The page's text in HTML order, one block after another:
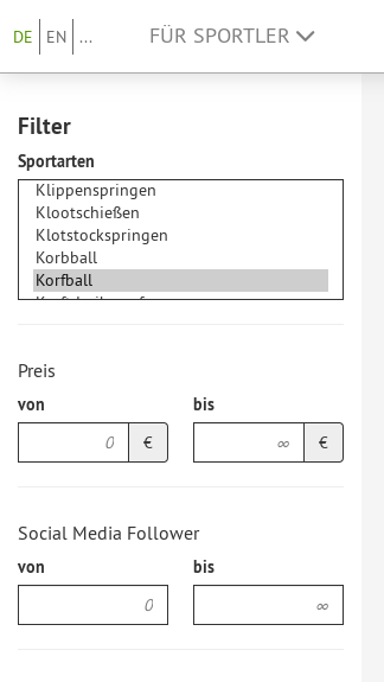
DE EN ... FÜR SPORTLER
Filter
Sportarten
Preis
von
€
bis
€
Social Media Follower
von bis